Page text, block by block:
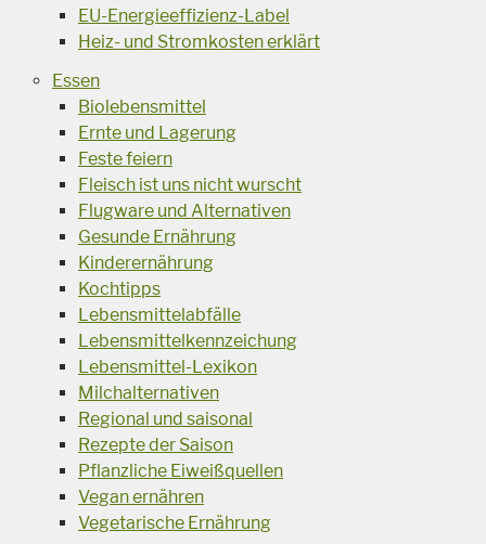
EU-Energieeffizienz-Label
Heiz- und Stromkosten erklärt
Essen
Biolebensmittel
Ernte und Lagerung
Feste feiern
Fleisch ist uns nicht wurscht
Flugware und Alternativen
Gesunde Ernährung
Kinderernährung
Kochtipps
Lebensmittelabfälle
Lebensmittelkennzeichung
Lebensmittel-Lexikon
Milchalternativen
Regional und saisonal
Rezepte der Saison
Pflanzliche Eiweißquellen
Vegan ernähren
Vegetarische Ernährung